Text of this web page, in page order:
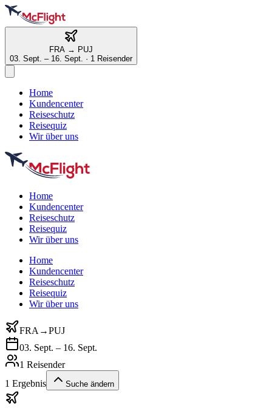
FRA → PUJ
03. Sept. – 16. Sept. · 1 Reisender
Home
Kundencenter
Reiseschutz
Reisequiz
Wir über uns
Home
Kundencenter
Reiseschutz
Reisequiz
Wir über uns
Home
Kundencenter
Reiseschutz
Reisequiz
Wir über uns
FRA →PUJ
03. Sept. – 16. Sept.
1 Reisender
1 Ergebnis Suche ändern